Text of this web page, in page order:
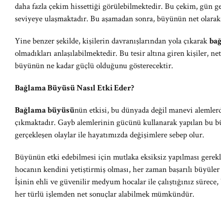
daha fazla çekim hissettiği görülebilmektedir. Bu çekim, gün
seviyeye ulaşmaktadır. Bu aşamadan sonra, büyünün net
Yine benzer şekilde, kişilerin davranışlarından yola çıkarak
olmadıkları anlaşılabilmektedir. Bu tesir altına giren kişiler,
büyünün ne kadar güçlü olduğunu gösterecektir.
Bağlama Büyüsü Nasıl Etki Eder?
Bağlama büyüsünün etkisi, bu dünyada değil manevi
çıkmaktadır. Gayb alemlerinin gücünü kullanarak yapılan bu
gerçekleşen olaylar ile hayatımızda değişimlere sebep olur.
Büyünün etki edebilmesi için mutlaka eksiksiz yapılması
hocanın kendini yetiştirmiş olması, her zaman başarılı
İşinin ehli ve güvenilir medyum hocalar ile çalıştığınız sürece,
her türlü işlemden net sonuçlar alabilmek mümkündür.